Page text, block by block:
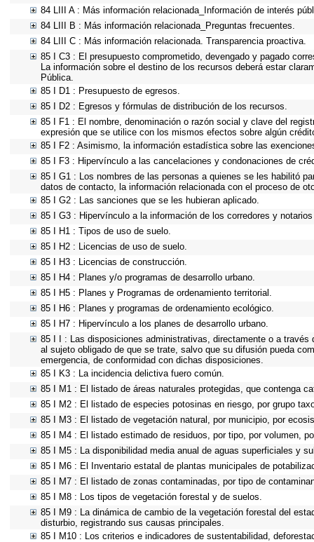
84 LIII A : Más información relacionada_Información de interés
84 LIII B : Más información relacionada_Preguntas frecuentes.
84 LIII C : Más información relacionada. Transparencia proactiva.
85 I C3 : El presupuesto comprometido, devengado y pagado
La información sobre el destino de los recursos deberá estar
Pública.
85 I D1 : Presupuesto de egresos.
85 I D2 : Egresos y fórmulas de distribución de los recursos.
85 I F1 : El nombre, denominación o razón social y clave del
expresión que se utilice con los mismos efectos sobre algún
85 I F2 : Asimismo, la información estadística sobre las
85 I F3 : Hipervínculo a las cancelaciones y condonaciones de
85 I G1 : Los nombres de las personas a quienes se les habilitó
datos de contacto, la información relacionada con el proceso de
85 I G2 : Las sanciones que se les hubieran aplicado.
85 I G3 : Hipervínculo a la información de los corredores y
85 I H1 : Tipos de uso de suelo.
85 I H2 : Licencias de uso de suelo.
85 I H3 : Licencias de construcción.
85 I H4 : Planes y/o programas de desarrollo urbano.
85 I H5 : Planes y Programas de ordenamiento territorial.
85 I H6 : Planes y programas de ordenamiento ecológico.
85 I H7 : Hipervínculo a los planes de desarrollo urbano.
85 I I : Las disposiciones administrativas, directamente o a
al sujeto obligado de que se trate, salvo que su difusión pueda
emergencia, de conformidad con dichas disposiciones.
85 I K3 : La incidencia delictiva fuero común.
85 I M1 : El listado de áreas naturales protegidas, que contenga
85 I M2 : El listado de especies potosinas en riesgo, por grupo
85 I M3 : El listado de vegetación natural, por municipio, por
85 I M4 : El listado estimado de residuos, por tipo, por volumen,
85 I M5 : La disponibilidad media anual de aguas superficiales y
85 I M6 : El Inventario estatal de plantas municipales de
85 I M7 : El listado de zonas contaminadas, por tipo de
85 I M8 : Los tipos de vegetación forestal y de suelos.
85 I M9 : La dinámica de cambio de la vegetación forestal del
disturbio, registrando sus causas principales.
85 I M10 : Los criterios e indicadores de sustentabilidad,